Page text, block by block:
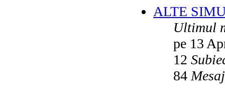
ALTE
Ultimul
pe 13
12
84